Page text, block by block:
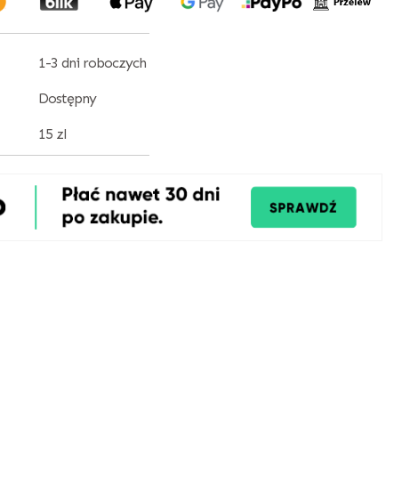
1-3 dni roboczych
Dostępny
15 zl